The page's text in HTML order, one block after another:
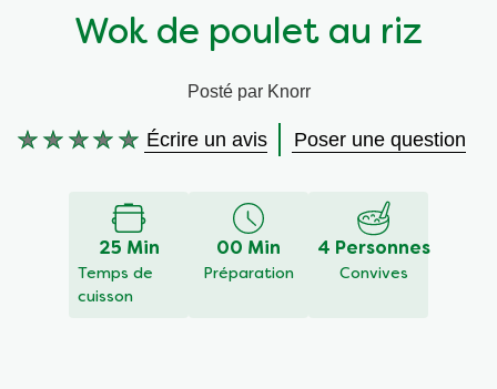
Végétarien
Occasions
Aides culinaires
Wraps aux légumes
Snackpots
Wok de poulet au riz
Posté par Knorr
Aucune
Écrire un avis Poser une question
25 Min
Temps de
cuisson
00 Min
Préparation
4 Personnes
Convives